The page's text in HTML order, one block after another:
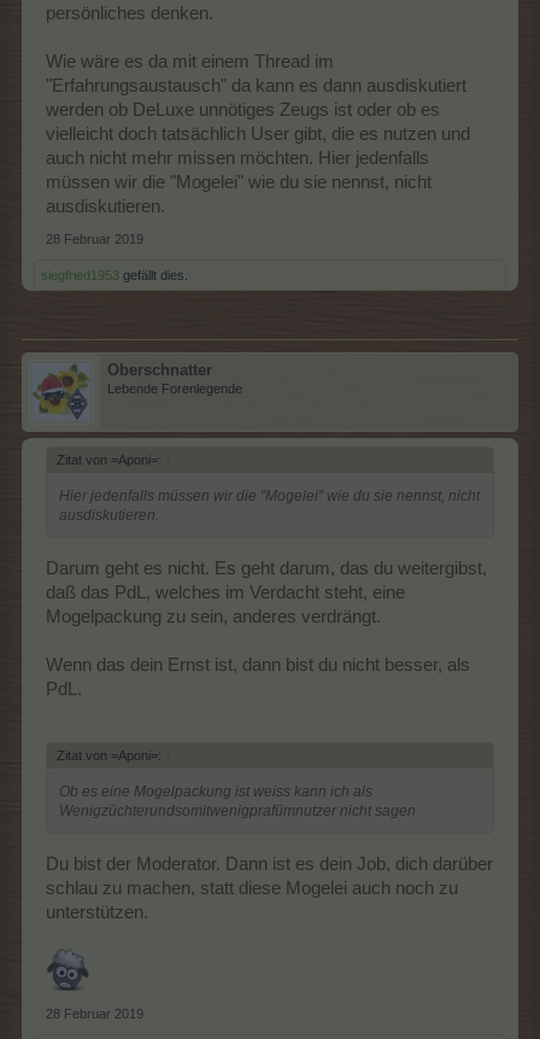
persönliches denken.
Wie wäre es da mit einem Thread im
"Erfahrungsaustausch" da kann es dann ausdiskutiert
werden ob DeLuxe unnötiges Zeugs ist oder ob es
vielleicht doch tatsächlich User gibt, die es nutzen und
auch nicht mehr missen möchten. Hier jedenfalls
müssen wir die "Mogelei" wie du sie nennst, nicht
ausdiskutieren.
28 Februar 2019
siegfried1953 gefällt dies.
Oberschnatter
Lebende Forenlegende
Zitat von =Aponi=: ↑
Hier jedenfalls müssen wir die "Mogelei" wie du sie nennst, nicht
ausdiskutieren.
Darum geht es nicht. Es geht darum, das du weitergibst,
daß das PdL, welches im Verdacht steht, eine
Mogelpackung zu sein, anderes verdrängt.
Wenn das dein Ernst ist, dann bist du nicht besser, als
PdL.
Zitat von =Aponi=: ↑
Ob es eine Mogelpackung ist weiss kann ich als
Wenigzüchterundsomitwenigprafümnutzer nicht sagen
Du bist der Moderator. Dann ist es dein Job, dich darüber
schlau zu machen, statt diese Mogelei auch noch zu
unterstützen.
28 Februar 2019